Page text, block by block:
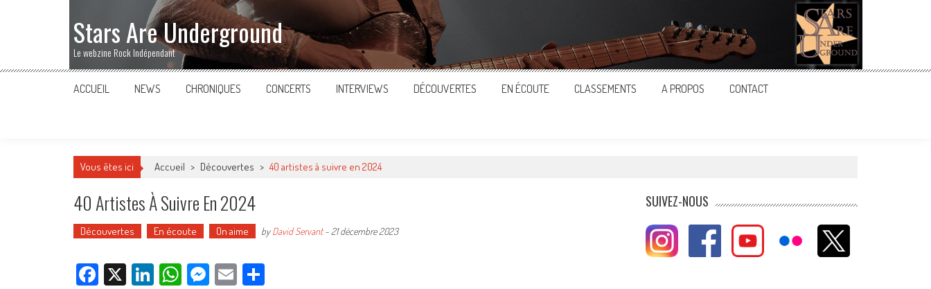
Stars Are Underground
Le webzine Rock Indépendant
ACCUEIL NEWS CHRONIQUES CONCERTS INTERVIEWS DÉCOUVERTES EN ÉCOUTE CLASSEMENTS A PROPOS CONTACT
Vous êtes ici Accueil > Découvertes > 40 artistes à suivre en 2024
40 Artistes À Suivre En 2024
Découvertes En écoute On aime byDavid Servant- 21 décembre 2023
Facebook
X LinkedIn
WhatsApp
Messenger
Email
SUIVEZ-NOUS